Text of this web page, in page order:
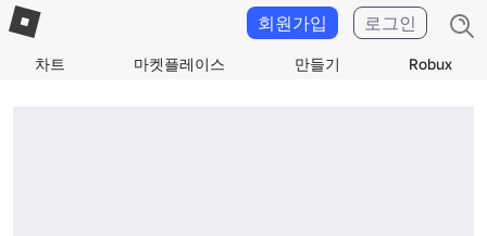
차트 마켓플레이스 만들기 Robux
회원가입 로그인